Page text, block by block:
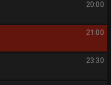
20:00
21:00
23:30